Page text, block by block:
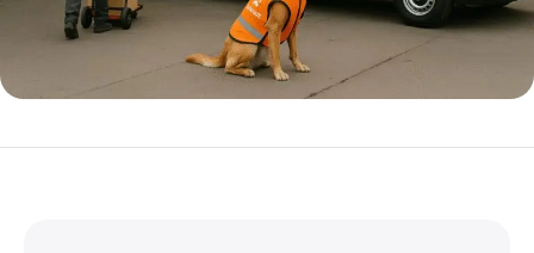
5% korting met code